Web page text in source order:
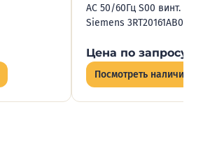
AC 50/60Гц S00 винт.
Siemens 3RT20161AB02
Цена по запросу
Посмотреть наличие